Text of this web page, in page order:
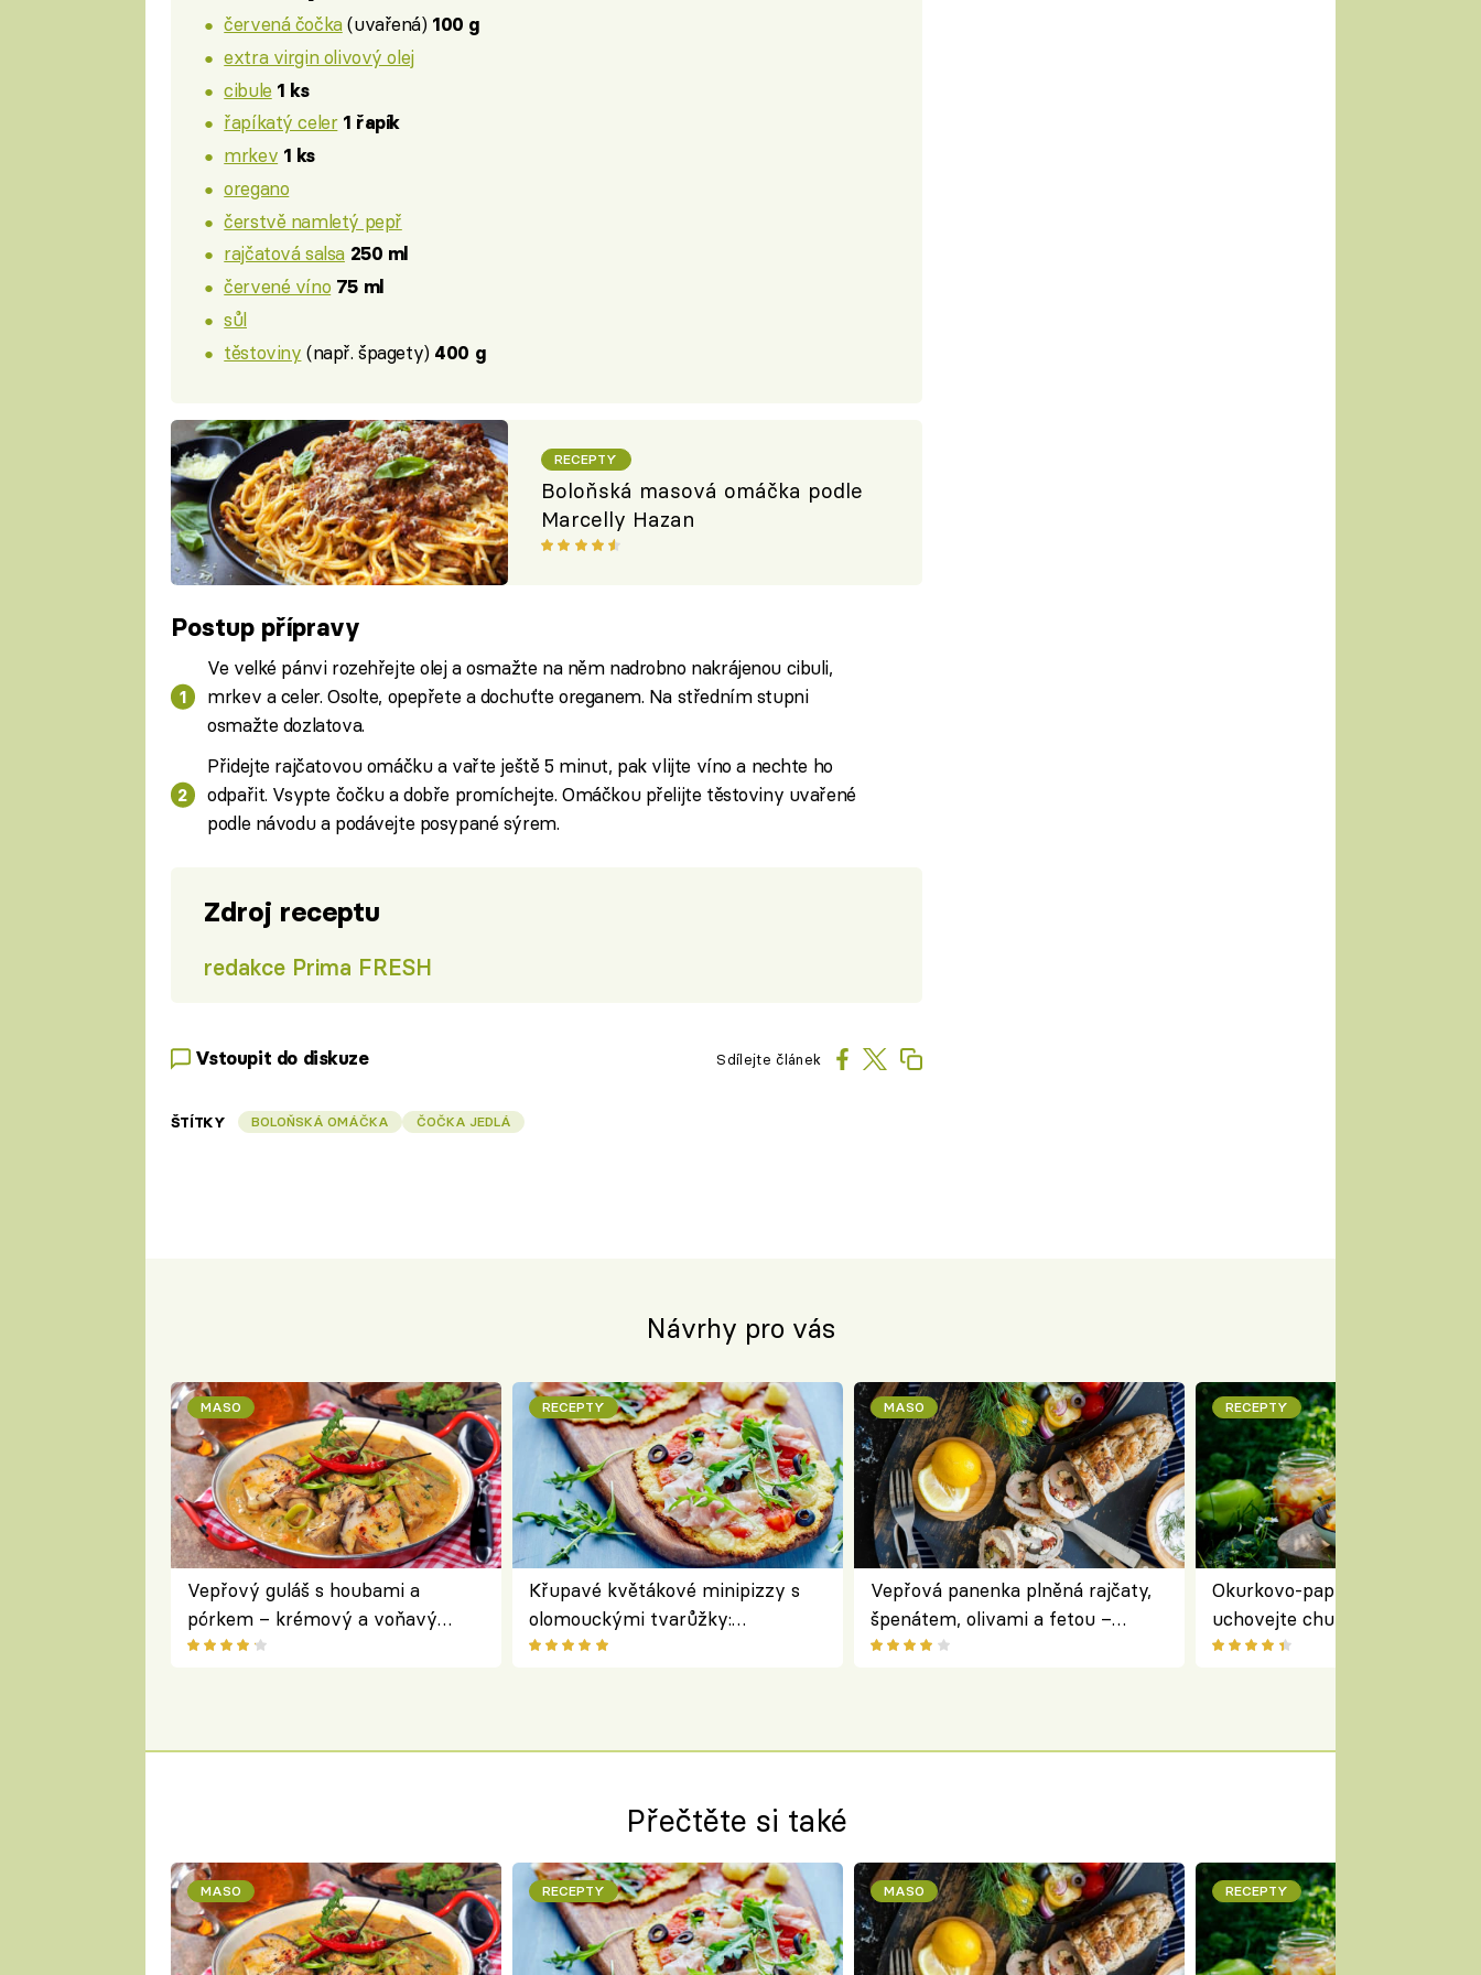
červená čočka(uvařená) 100 g
extra virgin olivový olej
cibule 1 ks
řapíkatý celer 1 řapík
mrkev 1 ks
oregano
čerstvě namletý pepř
rajčatová salsa 250 ml
červené víno 75 ml
sůl
těstoviny (např. špagety) 400 g
RECEPTY
Boloňská masová omáčka podle
Marcelly Hazan
Postup přípravy
Ve velké pánvi rozehřejte olej a osmažte na něm nadrobno nakrájenou cibuli,
mrkev a celer. Osolte, opepřete a dochuťte oreganem. Na středním stupni
osmažte dozlatova.
Přidejte rajčatovou omáčku a vařte ještě 5 minut, pak vlijte víno a nechte ho
odpařit. Vsypte čočku a dobře promíchejte. Omáčkou přelijte těstoviny uvařené
podle návodu a podávejte posypané sýrem.
Zdroj receptu
redakce Prima FRESH
Vstoupit do diskuze Sdílejte článek
ŠTÍTKY BOLOŇSKÁ OMÁČKA ČOČKA JEDLÁ
Návrhy pro vás
MASO
Vepřový guláš s houbami a
pórkem – krémový a voňavý
pokrm z jednoho hrnce
RECEPTY
Křupavé květákové minipizzy s
olomouckými tvarůžky:
bezlepkový oběd s typicky
MASO
Vepřová panenka plněná rajčaty,
špenátem, olivami a fetou –
perfektní středomořský recept na
RECEPTY
Okurkovo-papriková čalamáda
uchovejte chuť letní zeleniny
zimu
Přečtěte si také
MASO RECEPTY MASO RECEPTY